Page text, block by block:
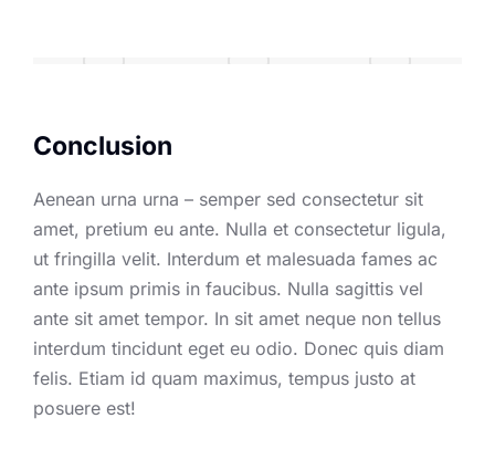
Conclusion
Aenean urna urna – semper sed consectetur sit
amet, pretium eu ante. Nulla et consectetur ligula,
ut fringilla velit. Interdum et malesuada fames ac
ante ipsum primis in faucibus. Nulla sagittis vel
ante sit amet tempor. In sit amet neque non tellus
interdum tincidunt eget eu odio. Donec quis diam
felis. Etiam id quam maximus, tempus justo at
posuere est!